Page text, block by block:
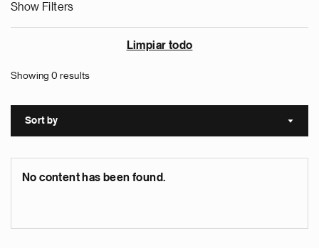
Show Filters
Limpiar todo
Showing 0 results
Sort by Sort
No content has been found.